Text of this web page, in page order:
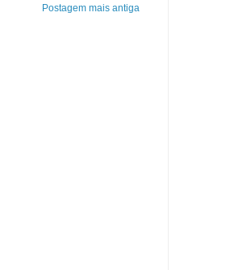
Postagem mais antiga